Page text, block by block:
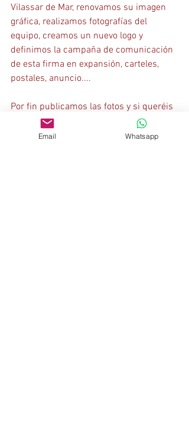
Vilassar de Mar, renovamos su imagen
gráfica, realizamos fotografías del
equipo, creamos un nuevo logo y
definimos la campaña de comunicación
de esta firma en expansión, carteles,
postales, anuncio....
Por fin publicamos las fotos y si queréis
ver todo el detalle de servicios
realizados, aquí os dejamos el link:
Email Whatsapp